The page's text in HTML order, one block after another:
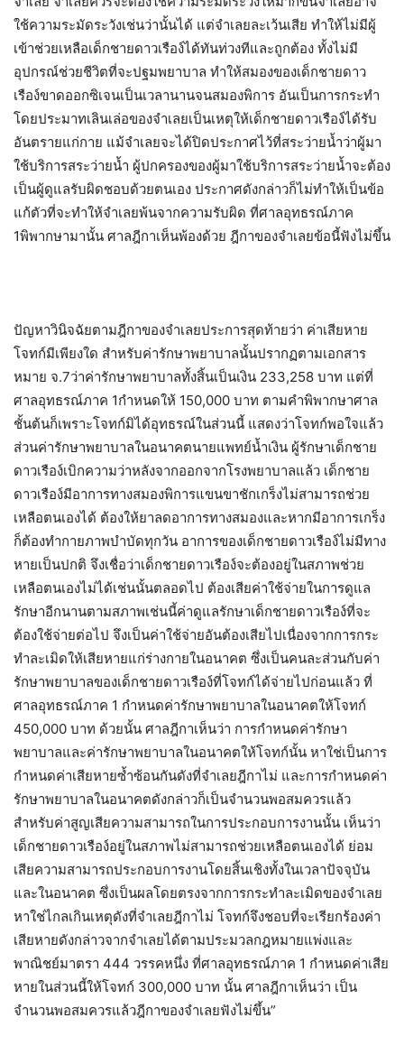
ใช้ความระมัดระวังเช่นว่านั้นได้ แต่จำเลยละเว้นเสีย ทำให้ไม่มีผู้
เข้าช่วยเหลือเด็กชายดาวเรือง์ได้ทันท่วงทีและถูกต้อง ทั้งไม่มี
อุปกรณ์ช่วยชีวิตที่จะปฐมพยาบาล ทำให้สมองของเด็กชายดาว
เรือง์ขาดออกซิเจนเป็นเวลานานจนสมองพิการ อันเป็นการกระทำ
โดยประมาทเลินเล่อของจำเลยเป็นเหตุให้เด็กชายดาวเรือง์ได้รับ
อันตรายแก่กาย แม้จำเลยจะได้ปิดประกาศไว้ที่สระว่ายน้ำว่าผู้มา
ใช้บริการสระว่ายน้ำ ผู้ปกครองของผู้มาใช้บริการสระว่ายน้ำจะต้อง
เป็นผู้ดูแลรับผิดชอบด้วยตนเอง ประกาศดังกล่าวก็ไม่ทำให้เป็นข้อ
แก้ตัวที่จะทำให้จำเลยพ้นจากความรับผิด ที่ศาลอุทธรณ์ภาค
1พิพากษามานั้น ศาลฎีกาเห็นพ้องด้วย ฎีกาของจำเลยข้อนี้ฟังไม่ขึ้น
ปัญหาวินิจฉัยตามฎีกาของจำเลยประการสุดท้ายว่า ค่าเสียหาย
โจทก์มีเพียงใด สำหรับค่ารักษาพยาบาลนั้นปรากฏตามเอกสาร
หมาย จ.7ว่าค่ารักษาพยาบาลทั้งสิ้นเป็นเงิน 233,258 บาท แต่ที่
ศาลอุทธรณ์ภาค 1กำหนดให้ 150,000 บาท ตามคำพิพากษาศาล
ชั้นต้นก็เพราะโจทก์มิได้อุทธรณ์ในส่วนนี้ แสดงว่าโจทก์พอใจแล้ว
ส่วนค่ารักษาพยาบาลในอนาคตนายแพทย์น้ำเงิน ผู้รักษาเด็กชาย
ดาวเรือง์เบิกความว่าหลังจากออกจากโรงพยาบาลแล้ว เด็กชาย
ดาวเรือง์มีอาการทางสมองพิการแขนขาชักเกร็งไม่สามารถช่วย
เหลือตนเองได้ ต้องให้ยาลดอาการทางสมองและหากมีอาการเกร็ง
ก็ต้องทำกายภาพบำบัดทุกวัน อาการของเด็กชายดาวเรือง์ไม่มีทาง
หายเป็นปกติ จึงเชื่อว่าเด็กชายดาวเรือง์จะต้องอยู่ในสภาพช่วย
เหลือตนเองไม่ได้เช่นนั้นตลอดไป ต้องเสียค่าใช้จ่ายในการดูแล
รักษาอีกนานตามสภาพเช่นนี้ค่าดูแลรักษาเด็กชายดาวเรือง์ที่จะ
ต้องใช้จ่ายต่อไป จึงเป็นค่าใช้จ่ายอันต้องเสียไปเนื่องจากการกระ
ทำละเมิดให้เสียหายแก่ร่างกายในอนาคต ซึ่งเป็นคนละส่วนกับค่า
รักษาพยาบาลของเด็กชายดาวเรือง์ที่โจทก์ได้จ่ายไปก่อนแล้ว ที่
ศาลอุทธรณ์ภาค 1 กำหนดค่ารักษาพยาบาลในอนาคตให้โจทก์
450,000 บาท ด้วยนั้น ศาลฎีกาเห็นว่า การกำหนดค่ารักษา
พยาบาลและค่ารักษาพยาบาลในอนาคตให้โจทก์นั้น หาใช่เป็นการ
กำหนดค่าเสียหายซ้ำซ้อนกันดังที่จำเลยฎีกาไม่ และการกำหนดค่า
รักษาพยาบาลในอนาคตดังกล่าวก็เป็นจำนวนพอสมควรแล้ว
สำหรับค่าสูญเสียความสามารถในการประกอบการงานนั้น เห็นว่า
เด็กชายดาวเรือง์อยู่ในสภาพไม่สามารถช่วยเหลือตนเองได้ ย่อม
เสียความสามารถประกอบการงานโดยสิ้นเชิงทั้งในเวลาปัจจุบัน
และในอนาคต ซึ่งเป็นผลโดยตรงจากการกระทำละเมิดของจำเลย
หาใช่ไกลเกินเหตุดังที่จำเลยฎีกาไม่ โจทก์จึงชอบที่จะเรียกร้องค่า
เสียหายดังกล่าวจากจำเลยได้ตามประมวลกฎหมายแพ่งและ
พาณิชย์มาตรา 444 วรรคหนึ่ง ที่ศาลอุทธรณ์ภาค 1 กำหนดค่าเสีย
หายในส่วนนี้ให้โจทก์ 300,000 บาท นั้น ศาลฎีกาเห็นว่า เป็น
จำนวนพอสมควรแล้วฎีกาของจำเลยฟังไม่ขึ้น”